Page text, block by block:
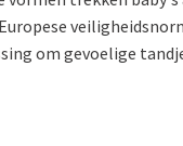
om gevoelige